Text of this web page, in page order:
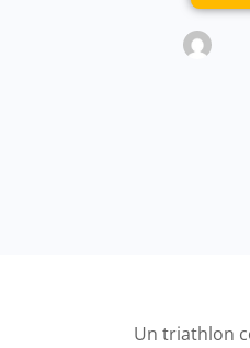
Un triathlon